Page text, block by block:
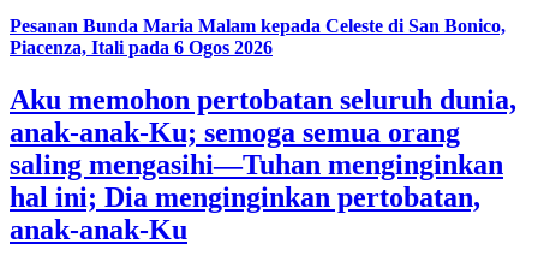
Pesanan Bunda Maria Malam kepada Celeste di San Bonico,
Piacenza, Itali pada 6 Ogos 2026
Aku memohon pertobatan seluruh dunia,
anak-anak-Ku; semoga semua orang
saling mengasihi—Tuhan menginginkan
hal ini; Dia menginginkan pertobatan,
anak-anak-Ku